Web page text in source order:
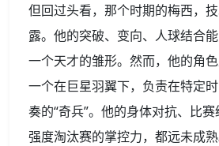
但回过头看，那个时期的梅西，
露。他的突破、变向、人球结合
一个天才的雏形。然而，他的角
一个在巨星羽翼下，负责在特定
奏的“奇兵”。他的身体对抗、比
强度淘汰赛的掌控力，都远未成